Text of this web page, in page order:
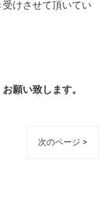
けさせて頂いてい
願い致します。
次のページ >